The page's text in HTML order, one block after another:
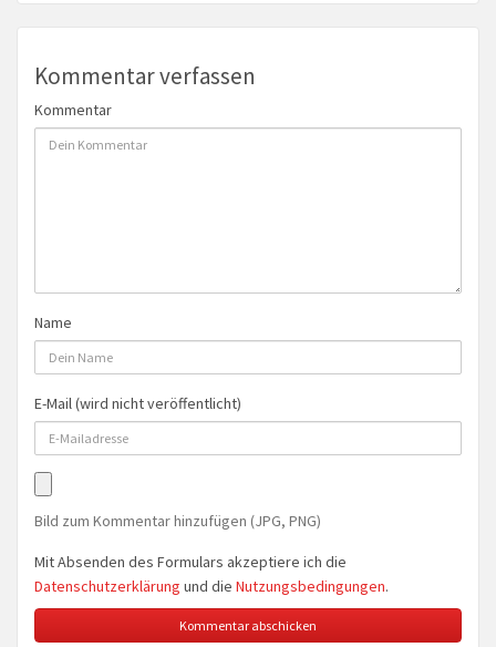
Kommentar verfassen
Kommentar
Name
E-Mail (wird nicht veröffentlicht)
Bild zum Kommentar hinzufügen (JPG, PNG)
Mit Absenden des Formulars akzeptiere ich die
Datenschutzerklärung und die Nutzungsbedingungen.